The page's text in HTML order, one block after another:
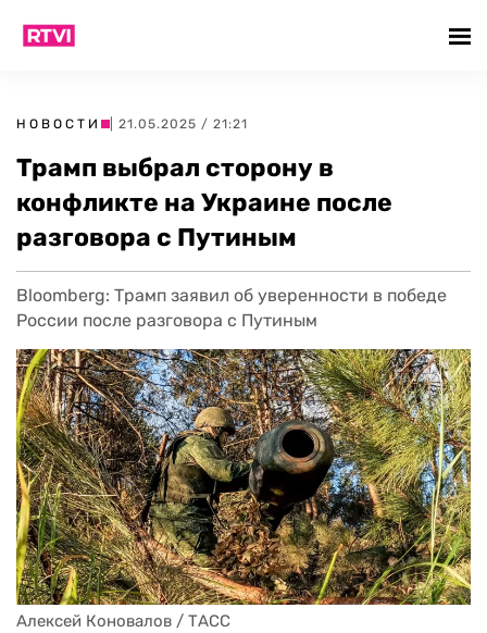
НОВОСТИ | 21.05.2025 / 21:21
Трамп выбрал сторону в
конфликте на Украине после
разговора с Путиным
Bloomberg: Трамп заявил об уверенности в победе
России после разговора с Путиным
Алексей Коновалов / ТАСС